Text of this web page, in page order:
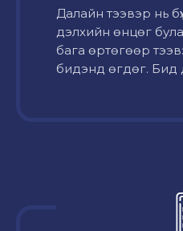
Далайн тээвэр нь
дэлхийн өнцөг
бага өртөгөөр
бидэнд өгдөг. Бид